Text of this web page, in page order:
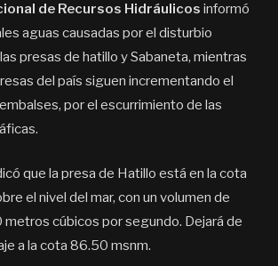
de Recursos Hidráulicos informó
aguas causadas por el disturbio
presas de hatillo y Sabaneta, mientras
del país siguen incrementando el
por el escurrimiento de las
que la presa de Hatillo está en la cota
el nivel del mar, con un volumen de
metros cúbicos por segundo. Dejará de
a la cota 86.50 msnm.